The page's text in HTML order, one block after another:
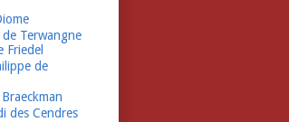
Terwangne
Friedel
de
des Cendres